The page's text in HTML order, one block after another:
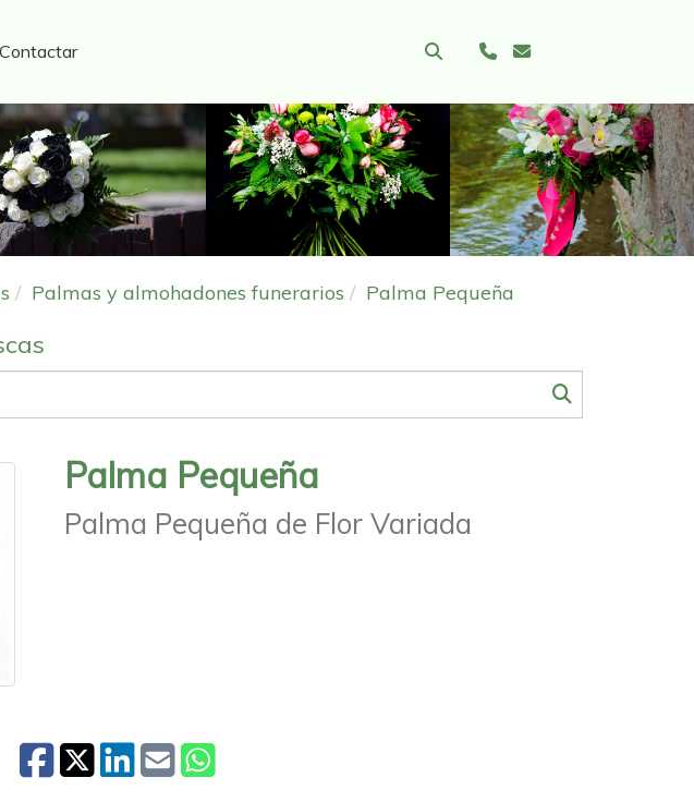
Contactar
Palmas y almohadones funerarios Palma Pequeña
Palma Pequeña
Palma Pequeña de Flor Variada